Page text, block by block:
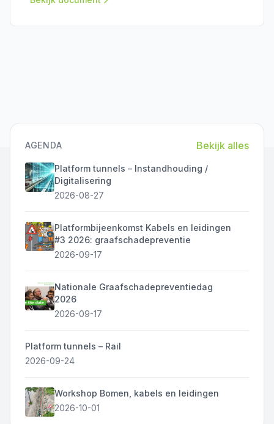
de kennisbank is deze kennis te raadplegen.
AGENDA Bekijk alles
Platform tunnels – Instandhouding /
Digitalisering
2026-08-27
Platformbijeenkomst Kabels en leidingen
#3 2026: graafschadepreventie
2026-09-17
Nationale Graafschadepreventiedag
2026
2026-09-17
Platform tunnels – Rail
2026-09-24
Workshop Bomen, kabels en leidingen
2026-10-01